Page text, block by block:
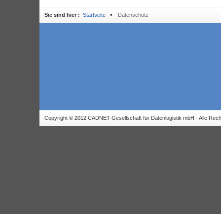
Sie sind hier : Startseite Datenschutz
Copyright © 2012 CADNET Gesellschaft für Datenlogistik mbH - Alle